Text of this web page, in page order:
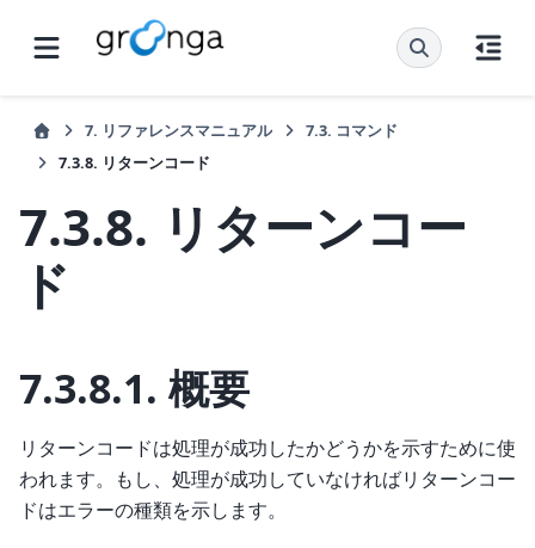
7. リファレンスマニュアル 7.3. コマンド
7.3.8. リターンコード
7.3.8. リターンコー
ド
7.3.8.1.概要
リターンコードは処理が成功したかどうかを示すために使
われます。もし、処理が成功していなければリターンコー
ドはエラーの種類を示します。